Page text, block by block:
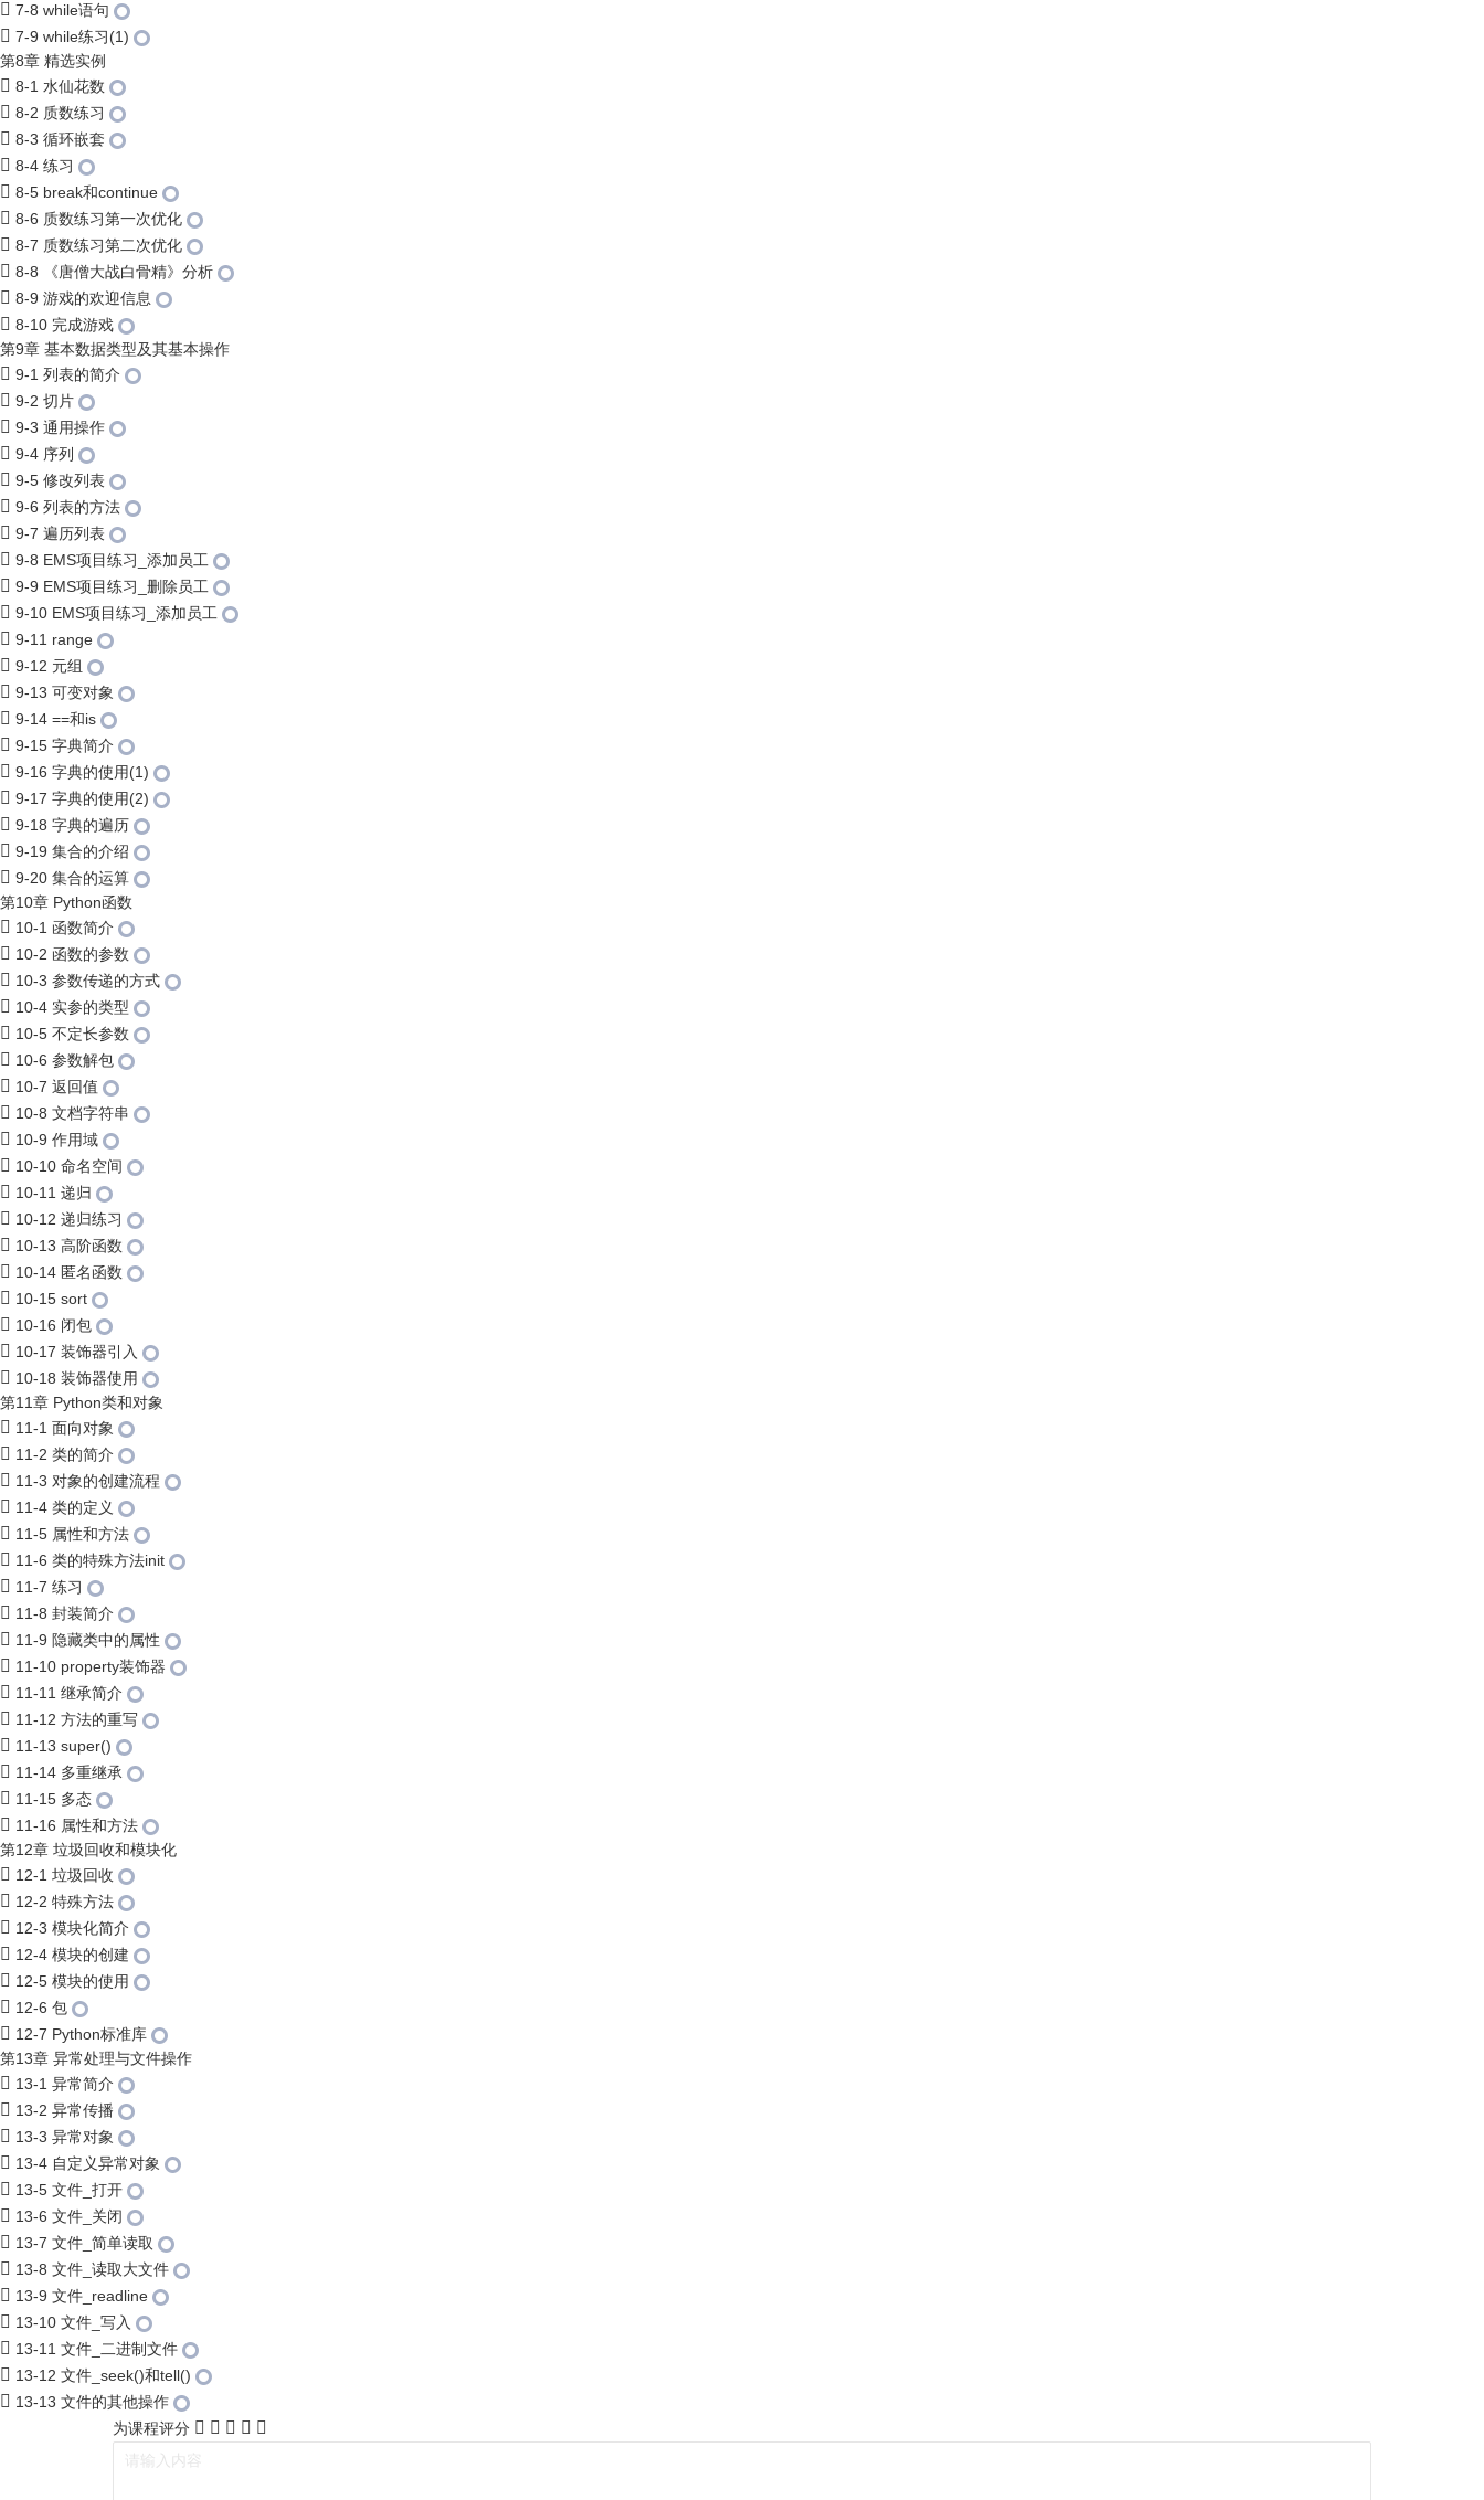
7-8 while语句
7-9 while练习(1)
第8章 精选实例
8-1 水仙花数
8-2 质数练习
8-3 循环嵌套
8-4 练习
8-5 break和continue
8-6 质数练习第一次优化
8-7 质数练习第二次优化
8-8 《唐僧大战白骨精》分析
8-9 游戏的欢迎信息
8-10 完成游戏
第9章 基本数据类型及其基本操作
9-1 列表的简介
9-2 切片
9-3 通用操作
9-4 序列
9-5 修改列表
9-6 列表的方法
9-7 遍历列表
9-8 EMS项目练习_添加员工
9-9 EMS项目练习_删除员工
9-10 EMS项目练习_添加员工
9-11 range
9-12 元组
9-13 可变对象
9-14 ==和is
9-15 字典简介
9-16 字典的使用(1)
9-17 字典的使用(2)
9-18 字典的遍历
9-19 集合的介绍
9-20 集合的运算
第10章 Python函数
10-1 函数简介
10-2 函数的参数
10-3 参数传递的方式
10-4 实参的类型
10-5 不定长参数
10-6 参数解包
10-7 返回值
10-8 文档字符串
10-9 作用域
10-10 命名空间
10-11 递归
10-12 递归练习
10-13 高阶函数
10-14 匿名函数
10-15 sort
10-16 闭包
10-17 装饰器引入
10-18 装饰器使用
第11章 Python类和对象
11-1 面向对象
11-2 类的简介
11-3 对象的创建流程
11-4 类的定义
11-5 属性和方法
11-6 类的特殊方法init
11-7 练习
11-8 封装简介
11-9 隐藏类中的属性
11-10 property装饰器
11-11 继承简介
11-12 方法的重写
11-13 super()
11-14 多重继承
11-15 多态
11-16 属性和方法
第12章 垃圾回收和模块化
12-1 垃圾回收
12-2 特殊方法
12-3 模块化简介
12-4 模块的创建
12-5 模块的使用
12-6 包
12-7 Python标准库
第13章 异常处理与文件操作
13-1 异常简介
13-2 异常传播
13-3 异常对象
13-4 自定义异常对象
13-5 文件_打开
13-6 文件_关闭
13-7 文件_简单读取
13-8 文件_读取大文件
13-9 文件_readline
13-10 文件_写入
13-11 文件_二进制文件
13-12 文件_seek()和tell()
13-13 文件的其他操作
为课程评分